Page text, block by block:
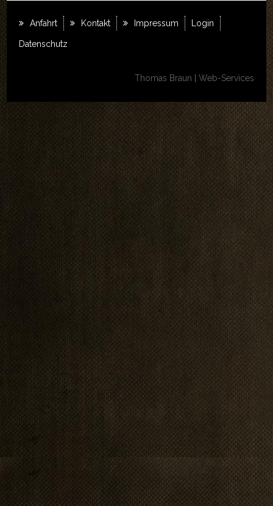
Anfahrt Kontakt Impressum Login
Datenschutz
Thomas Braun | Web-Services